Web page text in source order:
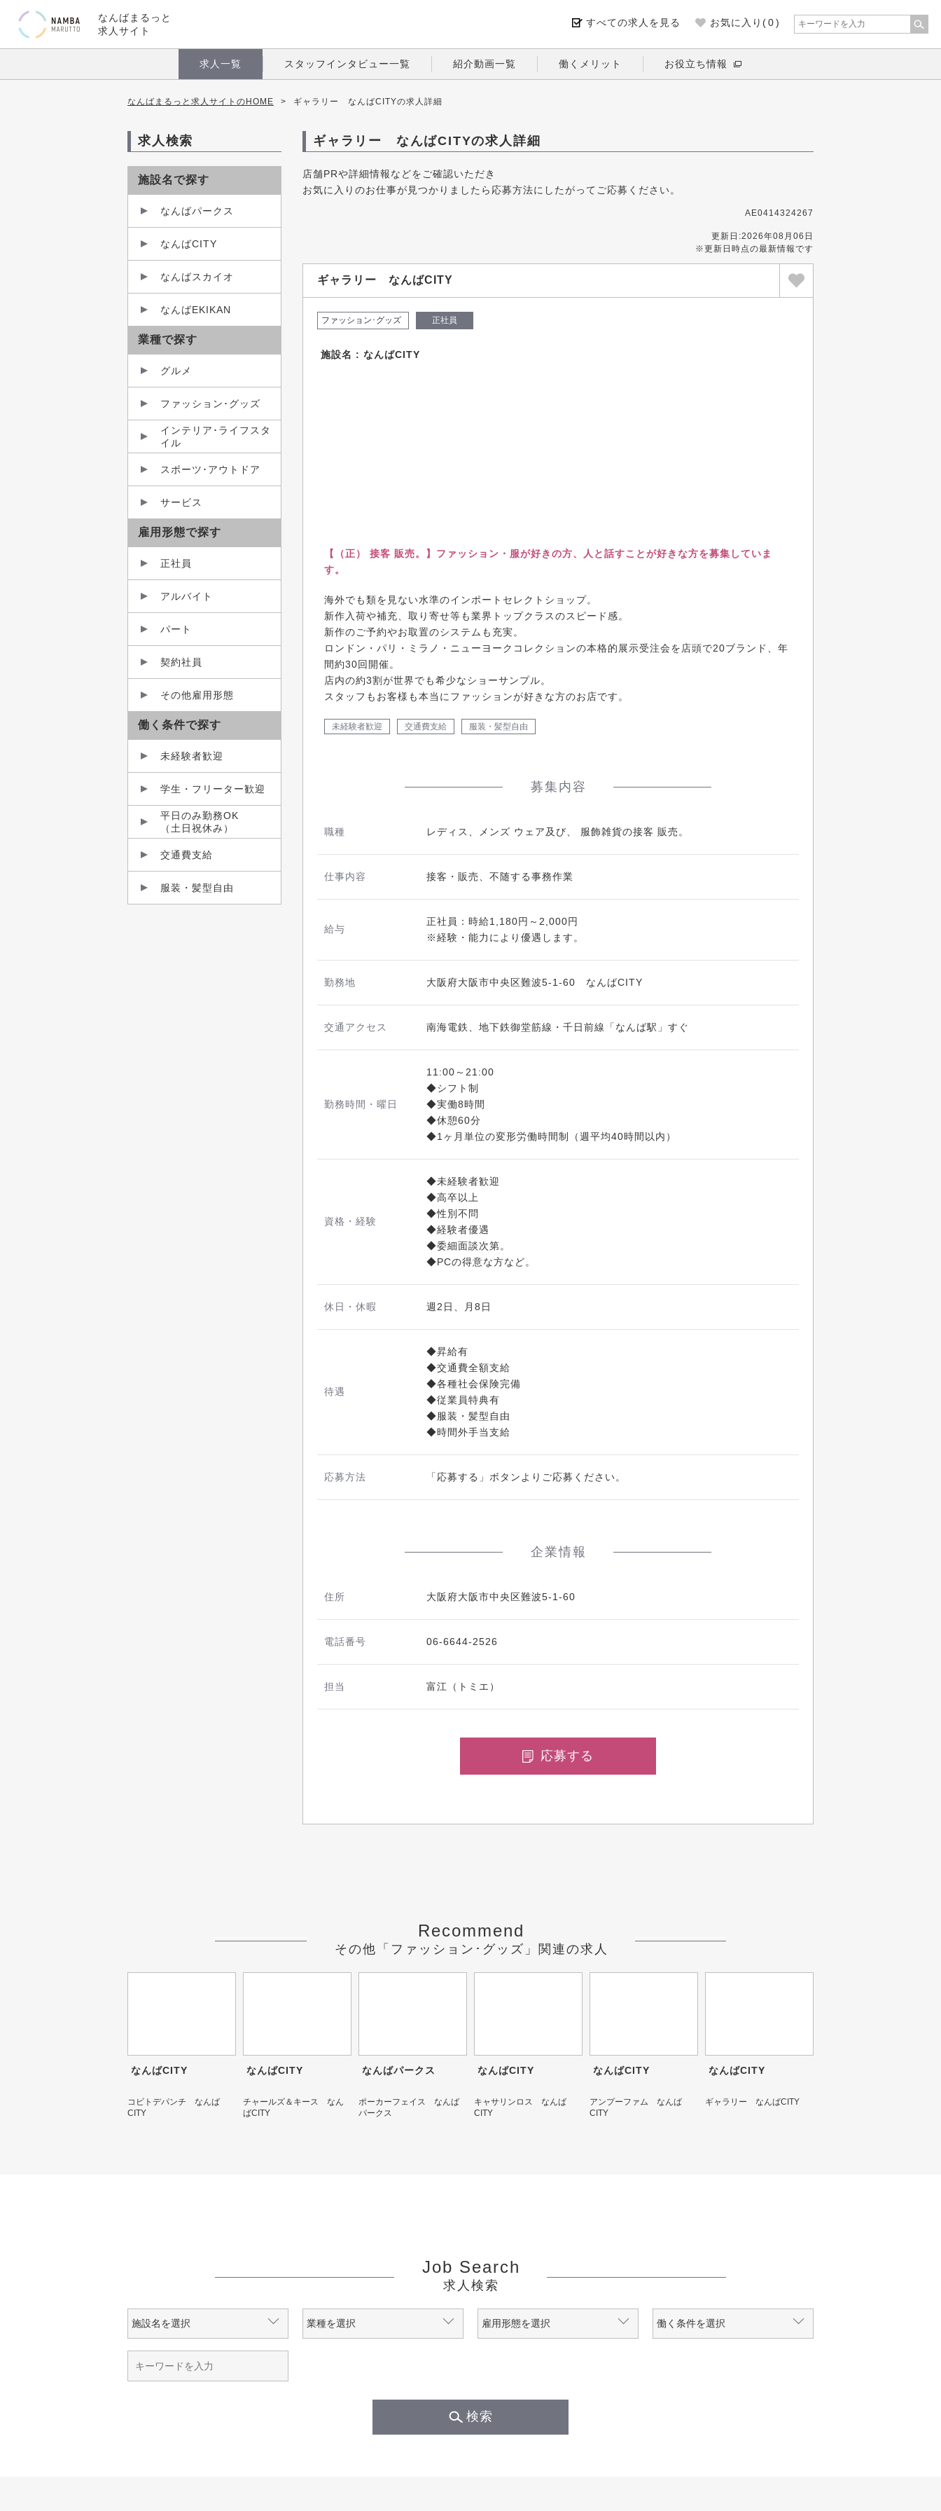
なんばまるっと
求人サイト
すべての求人を見る お気に入り(0)
求人一覧 スタッフインタビュー一覧 紹介動画一覧 働くメリット お役立ち情報
なんばまるっと求人サイトのHOME > ギャラリー なんばCITYの求人詳細
求人検索
施設名で探す
なんばパークス
なんばCITY
なんばスカイオ
なんばEKIKAN
業種で探す
グルメ
ファッション･グッズ
インテリア･ライフスタ
イル
スポーツ･アウトドア
サービス
雇用形態で探す
正社員
アルバイト
パート
契約社員
その他雇用形態
働く条件で探す
未経験者歓迎
学生・フリーター歓迎
平日のみ勤務OK
（土日祝休み）
交通費支給
服装・髪型自由
ギャラリー なんばCITYの求人詳細
店舗PRや詳細情報などをご確認いただき
お気に入りのお仕事が見つかりましたら応募方法にしたがってご応募ください。
AE0414324267
更新日:2026年08月06日
※更新日時点の最新情報です
ギャラリー なんばCITY
ファッション･グッズ 正社員
施設名 : なんばCITY
【（正） 接客 販売。】ファッション・服が好きの方、人と話すことが好きな方を募集していま
す。
海外でも類を見ない水準のインポートセレクトショップ。
新作入荷や補充、取り寄せ等も業界トップクラスのスピード感。
新作のご予約やお取置のシステムも充実。
ロンドン・パリ・ミラノ・ニューヨークコレクションの本格的展示受注会を店頭で20ブランド、年
間約30回開催。
店内の約3割が世界でも希少なショーサンプル。
スタッフもお客様も本当にファッションが好きな方のお店です。
未経験者歓迎 交通費支給 服装・髪型自由
募集内容
職種 レディス、メンズ ウェア及び、 服飾雑貨の接客 販売。
仕事内容 接客・販売、不随する事務作業
給与
正社員：時給1,180円～2,000円
※経験・能力により優遇します。
勤務地 大阪府大阪市中央区難波5-1-60 なんばCITY
交通アクセス 南海電鉄、地下鉄御堂筋線・千日前線「なんば駅」すぐ
勤務時間・曜日
11:00～21:00
◆シフト制
◆実働8時間
◆休憩60分
◆1ヶ月単位の変形労働時間制（週平均40時間以内）
資格・経験
◆未経験者歓迎
◆高卒以上
◆性別不問
◆経験者優遇
◆委細面談次第。
◆PCの得意な方など。
休日・休暇 週2日、月8日
待遇
◆昇給有
◆交通費全額支給
◆各種社会保険完備
◆従業員特典有
◆服装・髪型自由
◆時間外手当支給
応募方法 「応募する」ボタンよりご応募ください。
企業情報
住所 大阪府大阪市中央区難波5-1-60
電話番号 06-6644-2526
担当 富江（トミエ）
応募する
Recommend
その他「ファッション･グッズ」関連の求人
なんばCITY
コビトデパンチ なんば
CITY
なんばCITY
チャールズ＆キース なん
ばCITY
なんばパークス
ポーカーフェイス なんば
パークス
なんばCITY
キャサリンロス なんば
CITY
なんばCITY
アンプーファム なんば
CITY
なんばCITY
ギャラリー なんばCITY
Job Search
求人検索
検索